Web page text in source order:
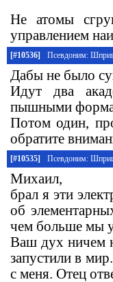
Не атомы
управлением
[#10536] Псевдоним:
Дабы не было
Идут два
пышными
Потом один,
обратите
[#10535] Псевдоним:
Михаил,
брал я эти
об
чем больше мы
Ваш дух ничем
запустили в
с меня. Отец